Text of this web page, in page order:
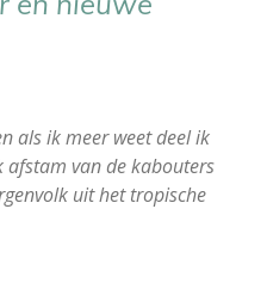
als ik meer weet deel ik
van de kabouters
uit het tropische